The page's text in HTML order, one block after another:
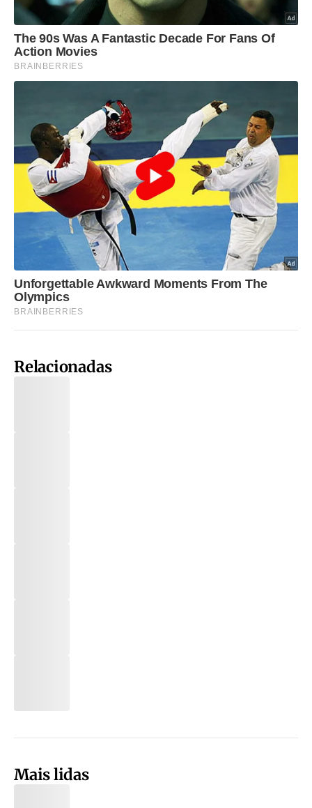
Relacionadas
Mais lidas